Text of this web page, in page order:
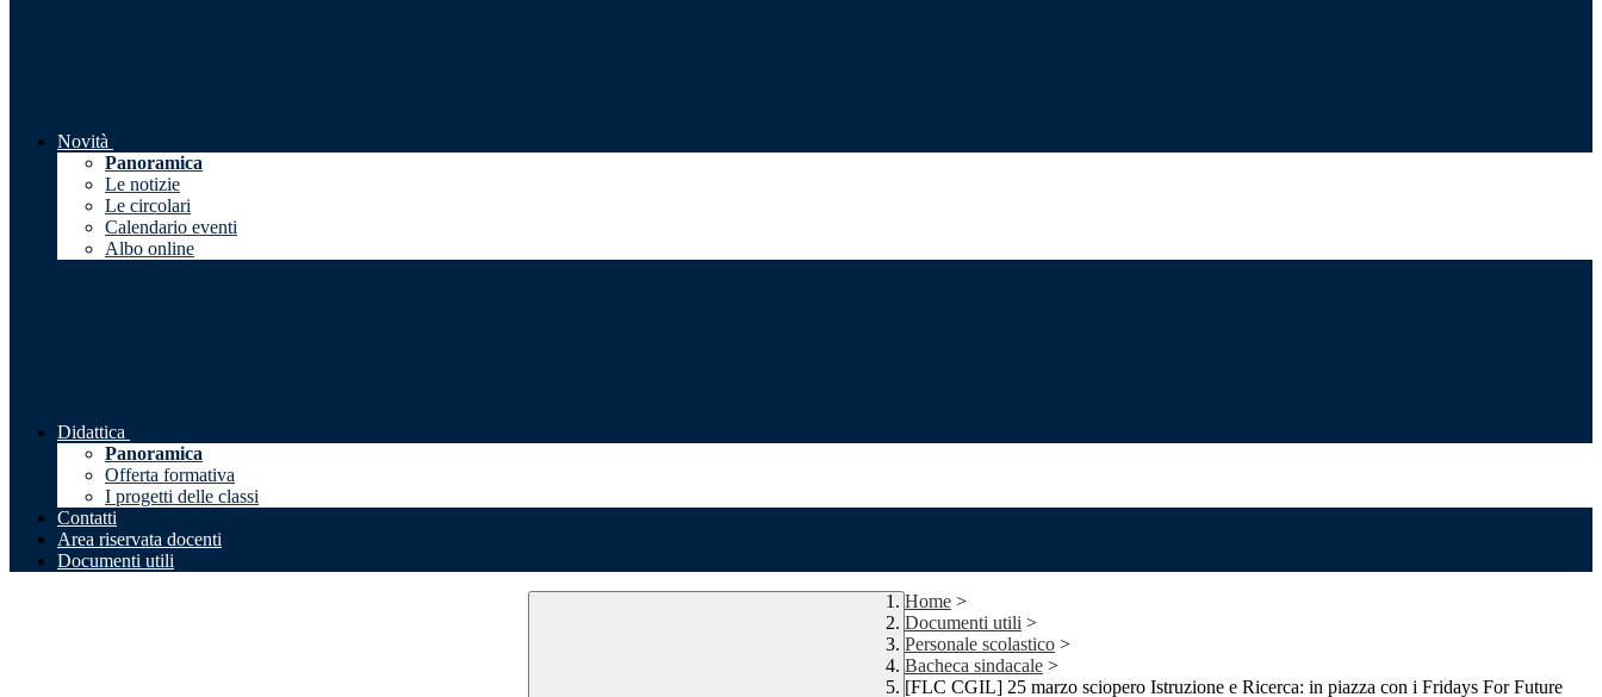
Novità
Panoramica
Le notizie
Le circolari
Calendario eventi
Albo online
Didattica
Panoramica
Offerta formativa
I progetti delle classi
Contatti
Area riservata docenti
Documenti utili
Home >
Documenti utili >
Personale scolastico >
Bacheca sindacale >
[FLC CGIL] 25 marzo sciopero Istruzione e Ricerca: in piazza con i Fridays For Future